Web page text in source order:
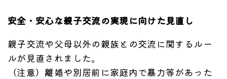
安全・安心な親子交流の実現に向けた見直し
親子交流や父母以外の親族との交流に関するルー
ルが見直されました。
（注意）離婚や別居前に家庭内で暴力等があった